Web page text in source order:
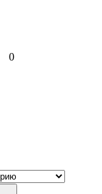
0